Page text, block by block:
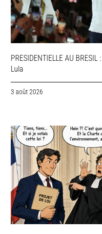
PRESIDENTIELLE AU
Lula
3 août 2026